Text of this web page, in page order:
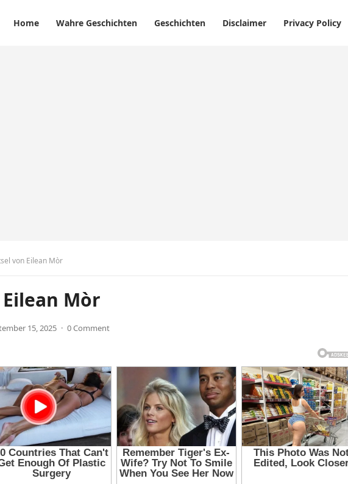
Home Wahre Geschichten Geschichten Disclaimer Privacy Policy
von Eilean Mòr
Mòr
15, 2025 · 0 Comment